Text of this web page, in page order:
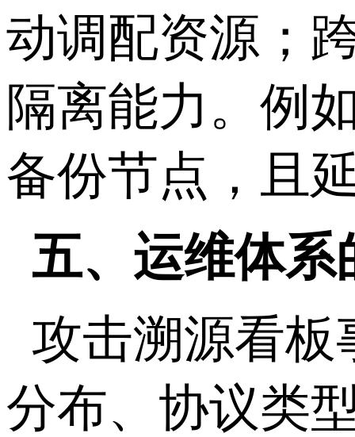
动调配资源；
隔离能力。例
备份节点，且
五、运维体系
攻击溯源看板
分布、协议类